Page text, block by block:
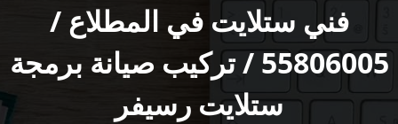
فني ستلايت في المطلاع /
55806005 / تركيب صيانة برمجة
ستلايت رسيفر